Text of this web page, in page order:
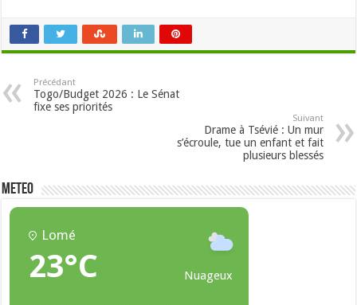
Précédant
Togo/Budget 2026 : Le Sénat
fixe ses priorités
Suivant
Drame à Tsévié : Un mur
s’écroule, tue un enfant et fait
plusieurs blessés
METEO
Lomé
23°C Nuageux